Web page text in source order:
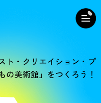
・クリエイション・プ
美術館」をつくろう！